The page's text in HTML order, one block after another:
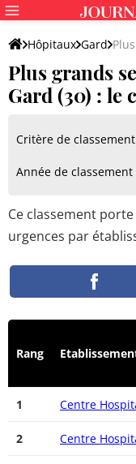
Hôpitaux Gard
Plus grands
Gard (30) : le
Critère de
Année de classement
Ce classement
urgences par
Rang
1 Centre
2 Centre